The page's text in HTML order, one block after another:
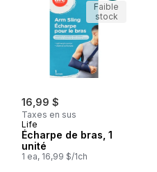
16,99 $
Taxes en sus
Life
Écharpe de bras, 1
unité
1 ea, 16,99 $/1ch
Faible
stock